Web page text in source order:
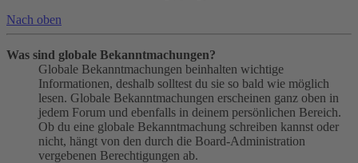
Nach oben
Was sind globale Bekanntmachungen?
Globale Bekanntmachungen beinhalten wichtige
Informationen, deshalb solltest du sie so bald wie möglich
lesen. Globale Bekanntmachungen erscheinen ganz oben in
jedem Forum und ebenfalls in deinem persönlichen Bereich.
Ob du eine globale Bekanntmachung schreiben kannst oder
nicht, hängt von den durch die Board-Administration
vergebenen Berechtigungen ab.